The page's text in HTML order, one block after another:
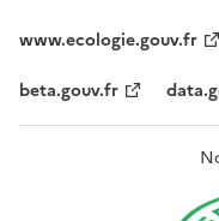
www.ecologie.gouv.fr
beta.gouv.fr